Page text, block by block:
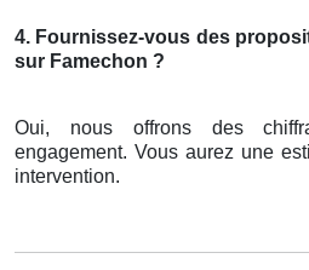
4. Fournissez-vous des
sur Famechon ?
Oui, nous offrons des
engagement. Vous aurez une
intervention.